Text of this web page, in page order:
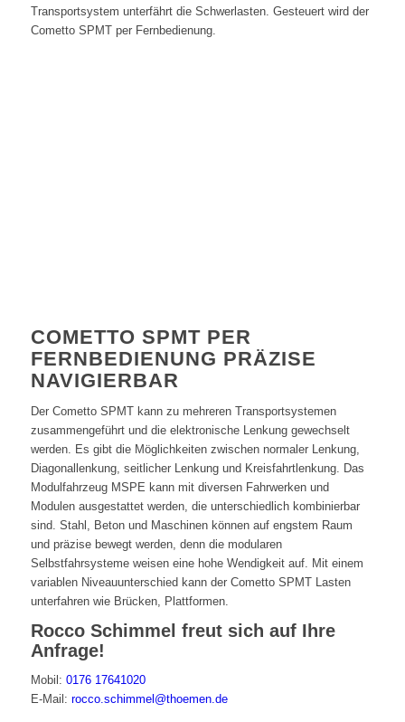
Transportsystem unterfährt die Schwerlasten. Gesteuert wird der
Cometto SPMT per Fernbedienung.
COMETTO SPMT PER
FERNBEDIENUNG PRÄZISE
NAVIGIERBAR
Der Cometto SPMT kann zu mehreren Transportsystemen
zusammengeführt und die elektronische Lenkung gewechselt
werden. Es gibt die Möglichkeiten zwischen normaler Lenkung,
Diagonallenkung, seitlicher Lenkung und Kreisfahrtlenkung. Das
Modulfahrzeug MSPE kann mit diversen Fahrwerken und
Modulen ausgestattet werden, die unterschiedlich kombinierbar
sind. Stahl, Beton und Maschinen können auf engstem Raum
und präzise bewegt werden, denn die modularen
Selbstfahrsysteme weisen eine hohe Wendigkeit auf. Mit einem
variablen Niveauunterschied kann der Cometto SPMT Lasten
unterfahren wie Brücken, Plattformen.
Rocco Schimmel freut sich auf Ihre
Anfrage!
Mobil: 0176 17641020
E-Mail: rocco.schimmel@thoemen.de